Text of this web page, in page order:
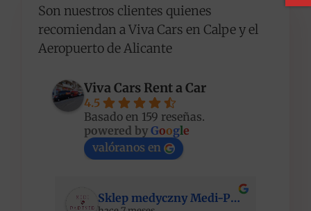
Son nuestros clientes quienes
recomiendan a Viva Cars en Calpe y el
Aeropuerto de Alicante
Viva Cars Rent a Car
4.5
Basado en 159 reseñas.
powered byGoogle
valóranos en
Sklep medyczny Medi-Partner